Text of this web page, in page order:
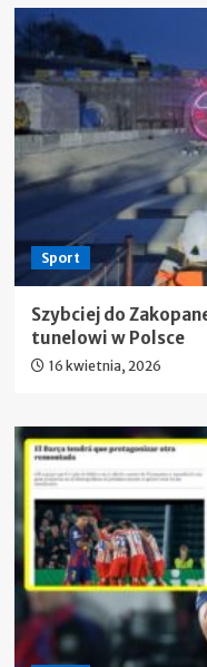
Sport
Szybciej do
tunelowi w Polsce
16 kwietnia, 2026